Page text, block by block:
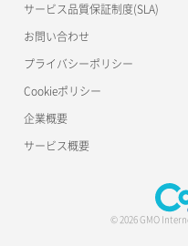
サービス品質保証制度(SLA)
お問い合わせ
プライバシーポリシー
Cookieポリシー
企業概要
サービス概要
© 2026 GMO